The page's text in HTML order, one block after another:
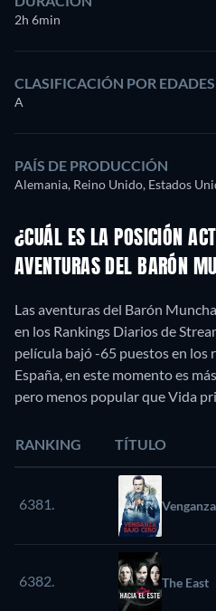
2h 6min
CLASIFICACIÓN POR EDADES
A
PAÍS DE PRODUCCIÓN
Alemania, Reino Unido, Estados
¿CUÁL ES LA POSICIÓN
AVENTURAS DEL BARÓN
Las aventuras del Barón
en los Rankings Diarios de
película bajó -65 puestos en los
España, en este momento es
pero menos popular que Vida
RANKING TÍTULO
6381.
6382. The East